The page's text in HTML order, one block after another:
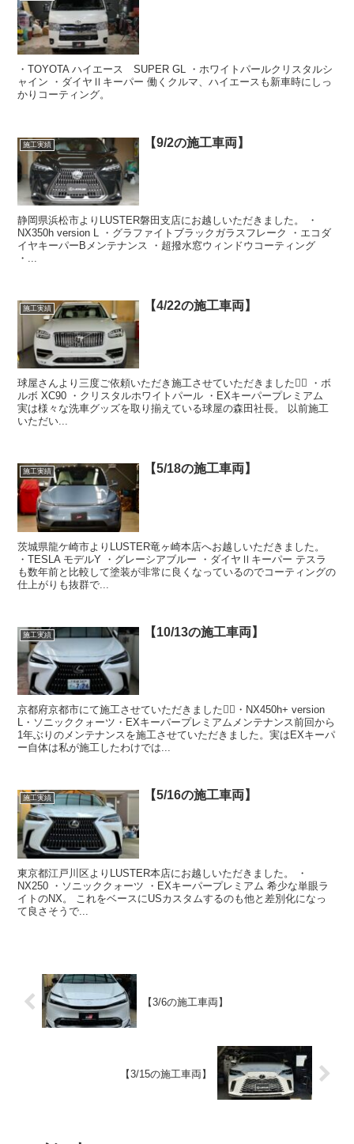
・TOYOTA ハイエース SUPER GL ・ホワイトパールクリスタルシ
ャイン ・ダイヤⅡキーパー 働くクルマ、ハイエースも新車時にしっ
かりコーティング。
施工実績 【9/2の施工車両】
静岡県浜松市よりLUSTER磐田支店にお越しいただきました。 ・
NX350h version L ・グラファイトブラックガラスフレーク ・エコダ
イヤキーパーBメンテナンス ・超撥水窓ウィンドウコーティング
・...
施工実績 【4/22の施工車両】
球屋さんより三度ご依頼いただき施工させていただきました🙇‍♂️ ・ボ
ルボ XC90 ・クリスタルホワイトパール ・EXキーパープレミアム
実は様々な洗車グッズを取り揃えている球屋の森田社長。 以前施工
いただい...
施工実績 【5/18の施工車両】
茨城県龍ケ崎市よりLUSTER竜ヶ崎本店へお越しいただきました。
・TESLA モデルY ・グレーシアブルー ・ダイヤⅡキーパー テスラ
も数年前と比較して塗装が非常に良くなっているのでコーティングの
仕上がりも抜群で...
施工実績 【10/13の施工車両】
京都府京都市にて施工させていただきました🙇‍♂️・NX450h+ version
L・ソニッククォーツ・EXキーパープレミアムメンテナンス前回から
1年ぶりのメンテナンスを施工させていただきました。実はEXキーパ
ー自体は私が施工したわけでは...
施工実績 【5/16の施工車両】
東京都江戸川区よりLUSTER本店にお越しいただきました。 ・
NX250 ・ソニッククォーツ ・EXキーパープレミアム 希少な単眼ラ
イトのNX。 これをベースにUSカスタムするのも他と差別化になっ
て良さそうで...
【3/6の施工車両】
【3/15の施工車両】